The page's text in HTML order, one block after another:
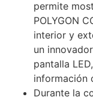
permite
POLYGON
interior y
un
pantalla
información
Durante la